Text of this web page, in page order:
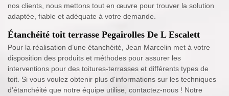
nos clients, nous mettons tout en œuvre pour trouver la solution
adaptée, fiable et adéquate à votre demande.
Étanchéité toit terrasse Pegairolles De L Escalett
Pour la réalisation d’une étanchéité, Jean Marcelin met à votre
disposition des produits et méthodes pour assurer les
interventions pour des toitures-terrasses et différents types de
toit. Si vous voulez obtenir plus d'informations sur les techniques
d’étanchéité que notre équipe utilise, contactez-nous ! Notre